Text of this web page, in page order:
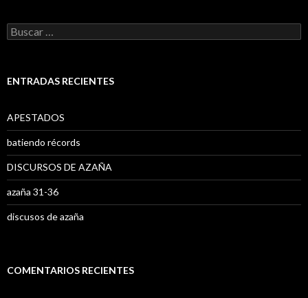
B
u
a
ENTRADAS RECIENTES
APESTADOS
batiendo récords
DISCURSOS DE AZAÑA
azaña 31-36
discusos de azaña
COMENTARIOS RECIENTES